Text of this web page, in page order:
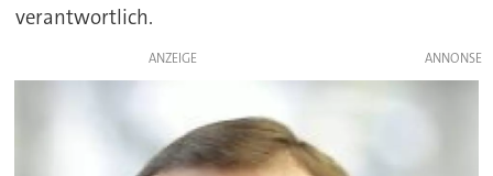
verantwortlich.
ANZEIGE